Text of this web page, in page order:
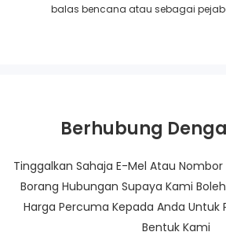
balas bencana atau sebagai
Berhubung
Tinggalkan Sahaja E-Mel Atau
Borang Hubungan Supaya Kami
Harga Percuma Kepada Anda Untuk
Bentuk Kami